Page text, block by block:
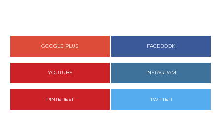
FACEBOOK
GOOGLE PLUS
INSTAGRAM
YOUTUBE
TWITTER
PINTEREST